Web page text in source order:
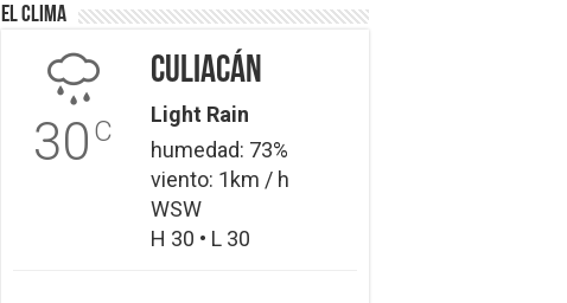
El Clima
30 C
Culiacán
Light Rain
humedad: 73%
viento: 1km / h
WSW
H 30 • L 30